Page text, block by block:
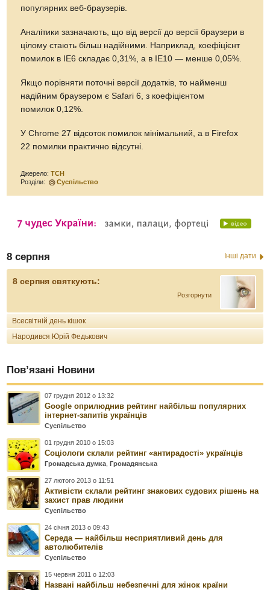
популярних веб-браузерів.
Аналітики зазначають, що від версії до версії браузери в
цілому стають більш надійними. Наприклад, коефіцієнт
помилок в IE6 складає 0,31%, а в IE10 — менше 0,05%.
Якщо порівняти поточні версії додатків, то найменш
надійним браузером є Safari 6, з коефіцієнтом
помилок 0,12%.
У Chrome 27 відсоток помилок мінімальний, а в Firefox
22 помилки практично відсутні.
Джерело:ТСН
Розділи:
Суспільство
8 серпня Інші дати
8 серпня святкують:
Розгорнути
Всесвітній день кішок
Народився Юрій Федькович
Пов’язані Новини
07 грудня 2012 о 13:32
Google оприлюднив рейтинг найбільш популярних
інтернет-запитів українців
Суспільство
01 грудня 2010 о 15:03
Соціологи склали рейтинг «антирадості» українців
Громадська думка ,Громадянська
27 лютого 2013 о 11:51
Активісти склали рейтинг знакових судових рішень на
захист прав людини
Суспільство
24 січня 2013 о 09:43
Середа — найбільш несприятливий день для
автолюбителів
Суспільство
15 червня 2011 о 12:03
Названі найбільш небезпечні для жінок країни